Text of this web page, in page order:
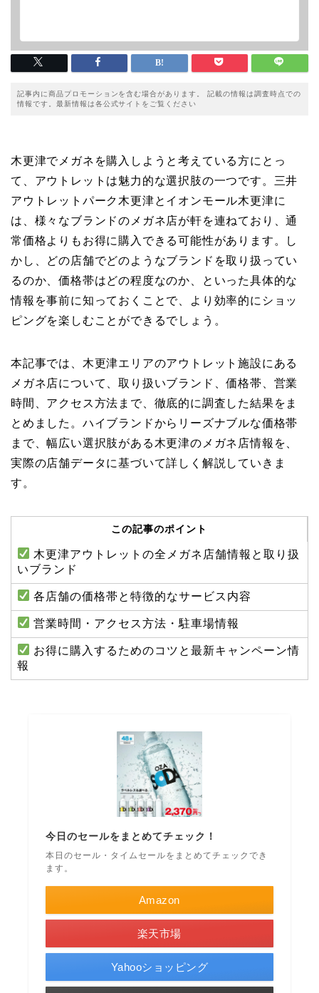
記事内に商品プロモーションを含む場合があります。 記載の情報は調査時点での
情報です。最新情報は各公式サイトをご覧ください
木更津でメガネを購入しようと考えている方にとっ
て、アウトレットは魅力的な選択肢の一つです。三井
アウトレットパーク木更津とイオンモール木更津に
は、様々なブランドのメガネ店が軒を連ねており、通
常価格よりもお得に購入できる可能性があります。し
かし、どの店舗でどのようなブランドを取り扱ってい
るのか、価格帯はどの程度なのか、といった具体的な
情報を事前に知っておくことで、より効率的にショッ
ピングを楽しむことができるでしょう。
本記事では、木更津エリアのアウトレット施設にある
メガネ店について、取り扱いブランド、価格帯、営業
時間、アクセス方法まで、徹底的に調査した結果をま
とめました。ハイブランドからリーズナブルな価格帯
まで、幅広い選択肢がある木更津のメガネ店情報を、
実際の店舗データに基づいて詳しく解説していきま
す。
この記事のポイント
木更津アウトレットの全メガネ店舗情報と取り扱
いブランド
各店舗の価格帯と特徴的なサービス内容
営業時間・アクセス方法・駐車場情報
お得に購入するためのコツと最新キャンペーン情
報
今日のセールをまとめてチェック！
本日のセール・タイムセールをまとめてチェックでき
ます。
Amazon
楽天市場
Yahooショッピング